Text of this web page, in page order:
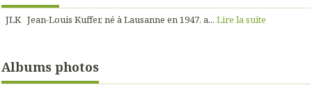
JLK Jean-Louis Kuffer, né à Lausanne en 1947, a... Lire la suite
Albums photos